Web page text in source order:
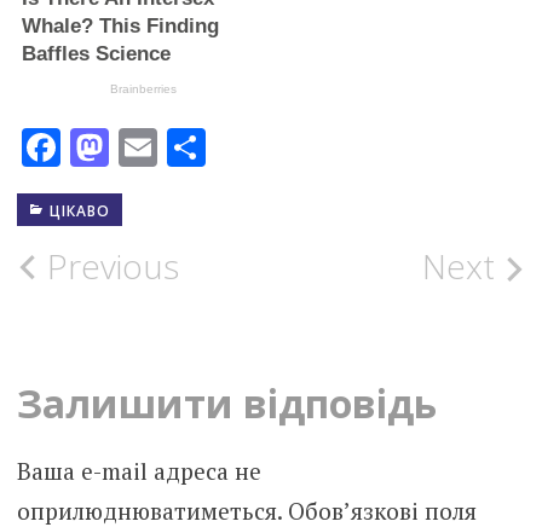
Facebook
Mastodon
EmailПоділитися
ЦІКАВО
Post
Previous Next
Залишити відповідь
Ваша e-mail адреса не
оприлюднюватиметься. Обов’язкові поля